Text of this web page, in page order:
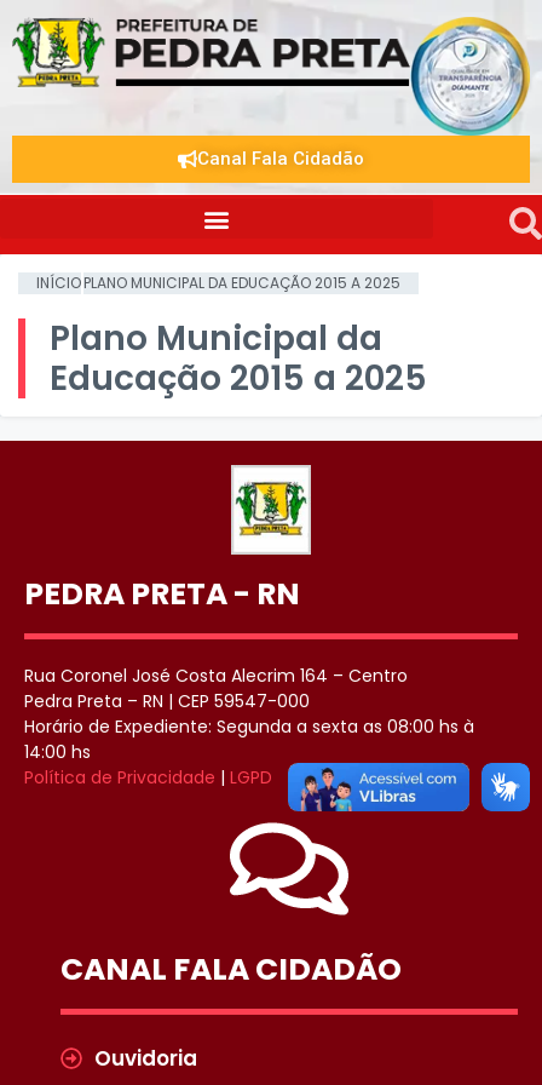
Canal Fala Cidadão
INÍCIOPLANO MUNICIPAL DA EDUCAÇÃO 2015 A 2025
Plano Municipal da
Educação 2015 a 2025
PEDRA PRETA - RN
Rua Coronel José Costa Alecrim 164 – Centro
Pedra Preta – RN | CEP 59547-000
Horário de Expediente: Segunda a sexta as 08:00 hs à
14:00 hs
Política de Privacidade | LGPD
CANAL FALA CIDADÃO
Ouvidoria